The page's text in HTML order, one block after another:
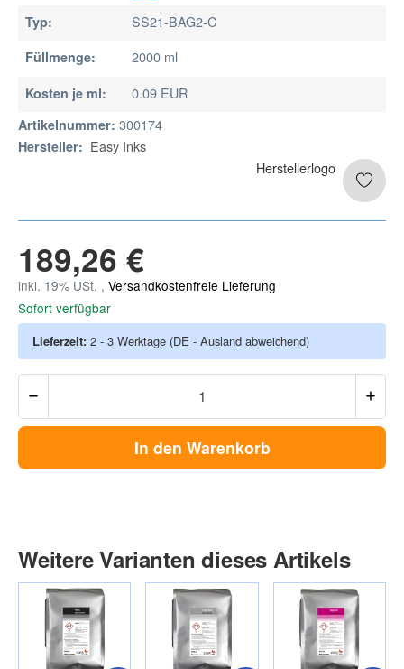
Typ: SS21-BAG2-C
Füllmenge: 2000 ml
Kosten je ml: 0.09 EUR
Artikelnummer: 300174
Hersteller: Easy Inks
189,26 €
inkl. 19% USt. , Versandkostenfreie Lieferung
Sofort verfügbar
Lieferzeit: 2 - 3 Werktage (DE - Ausland abweichend)
In den Warenkorb
Weitere Varianten dieses Artikels